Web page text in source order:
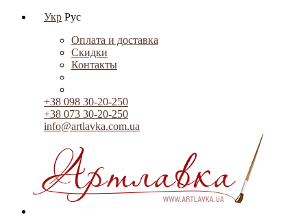
Укр Рус
Оплата и доставка
Скидки
Контакты
+38 098 30-20-250
+38 073 30-20-250
info@artlavka.com.ua